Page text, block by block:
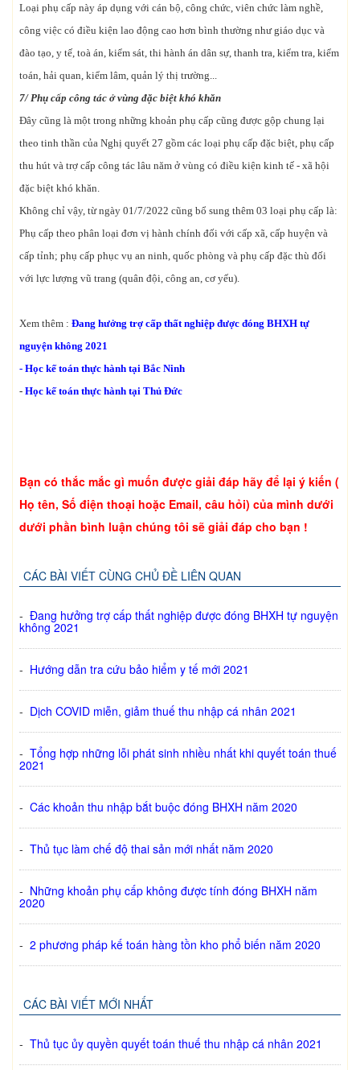
Loại phụ cấp này áp dụng với cán bộ, công chức, viên chức làm nghề,
công việc có điều kiện lao động cao hơn bình thường như giáo dục và
đào tạo, y tế, toà án, kiểm sát, thi hành án dân sự, thanh tra, kiểm tra, kiểm
toán, hải quan, kiểm lâm, quản lý thị trường...
7/ Phụ cấp công tác ở vùng đặc biệt khó khăn
Đây cũng là một trong những khoản phụ cấp cũng được gộp chung lại
theo tinh thần của Nghị quyết 27 gồm các loại phụ cấp đặc biệt, phụ cấp
thu hút và trợ cấp công tác lâu năm ở vùng có điều kiện kinh tế - xã hội
đặc biệt khó khăn.
Không chỉ vậy, từ ngày 01/7/2022 cũng bổ sung thêm 03 loại phụ cấp là:
Phụ cấp theo phân loại đơn vị hành chính đối với cấp xã, cấp huyện và
cấp tỉnh; phụ cấp phục vụ an ninh, quốc phòng và phụ cấp đặc thù đối
với lực lượng vũ trang (quân đội, công an, cơ yếu).
Xem thêm : Đang hưởng trợ cấp thất nghiệp được đóng BHXH tự
nguyện không 2021
- Học kế toán thực hành tại Bắc Ninh
- Học kế toán thực hành tại Thủ Đức
Bạn có thắc mắc gì muốn được giải đáp hãy để lại ý kiến (
Họ tên, Số điện thoại hoặc Email, câu hỏi) của mình dưới
dưới phần bình luận chúng tôi sẽ giải đáp cho bạn !
CÁC BÀI VIẾT CÙNG CHỦ ĐỀ LIÊN QUAN
- Đang hưởng trợ cấp thất nghiệp được đóng BHXH tự nguyện
không 2021
- Hướng dẫn tra cứu bảo hiểm y tế mới 2021
- Dịch COVID miễn, giảm thuế thu nhập cá nhân 2021
- Tổng hợp những lỗi phát sinh nhiều nhất khi quyết toán thuế
2021
- Các khoản thu nhập bắt buộc đóng BHXH năm 2020
- Thủ tục làm chế độ thai sản mới nhất năm 2020
- Những khoản phụ cấp không được tính đóng BHXH năm
2020
- 2 phương pháp kế toán hàng tồn kho phổ biến năm 2020
CÁC BÀI VIẾT MỚI NHẤT
- Thủ tục ủy quyền quyết toán thuế thu nhập cá nhân 2021